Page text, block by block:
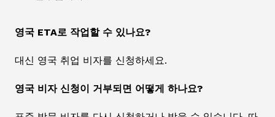
영국 ETA로 작업할 수 있나요?
대신 영국 취업 비자를 신청하세요.
영국 비자 신청이 거부되면 어떻게 하나요?